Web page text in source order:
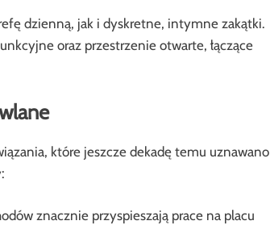
dzienną, jak i dyskretne, intymne zakątki.
oraz przestrzenie otwarte, łączące
które jeszcze dekadę temu uznawano
znacznie przyspieszają prace na placu